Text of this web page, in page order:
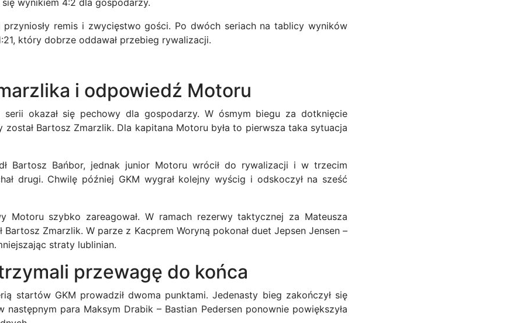
wynikiem 4:2 dla gospodarzy.
przyniosły remis i zwycięstwo gości. Po dwóch seriach na tablicy wyników
który dobrze oddawał przebieg rywalizacji.
i odpowiedź Motoru
serii okazał się pechowy dla gospodarzy. W ósmym biegu za dotknięcie
został Bartosz Zmarzlik. Dla kapitana Motoru była to pierwsza taka sytuacja
Bartosz Bańbor, jednak junior Motoru wrócił do rywalizacji i w trzecim
drugi. Chwilę później GKM wygrał kolejny wyścig i odskoczył na sześć
Motoru szybko zareagował. W ramach rezerwy taktycznej za Mateusza
Bartosz Zmarzlik. W parze z Kacprem Woryną pokonał duet Jepsen Jensen –
straty lublinian.
przewagę do końca
startów GKM prowadził dwoma punktami. Jedenasty bieg zakończył się
następnym para Maksym Drabik – Bastian Pedersen ponownie powiększyła